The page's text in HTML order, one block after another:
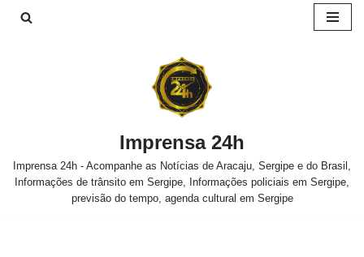
Imprensa 24h
Imprensa 24h - Acompanhe as Notícias de Aracaju, Sergipe e do Brasil,
Informações de trânsito em Sergipe, Informações policiais em Sergipe,
previsão do tempo, agenda cultural em Sergipe